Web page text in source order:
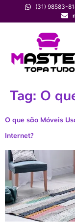
(31) 98583-
Tag: O
O que são Móveis
Internet?